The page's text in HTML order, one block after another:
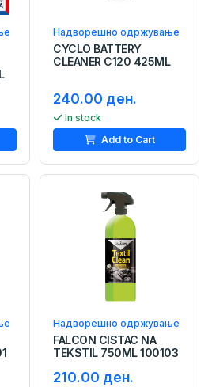
Надворешно одржување
CYCLO BATTERY
CLEANER C120 425ML
240.00 ден.
In stock
Add to Cart
Надворешно одржување
FALCON CISTAC NA
TEKSTIL 750ML 100103
210.00 ден.